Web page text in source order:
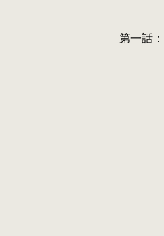
いても厄
,